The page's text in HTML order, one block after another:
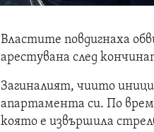
Властите повдигнаха
арестувана след
Загиналият, чиито
апартамента си. По
която е извършила